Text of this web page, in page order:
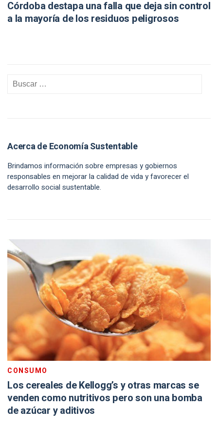
Córdoba destapa una falla que deja sin control
a la mayoría de los residuos peligrosos
Acerca de Economía Sustentable
Brindamos información sobre empresas y gobiernos
responsables en mejorar la calidad de vida y favorecer el
desarrollo social sustentable.
CONSUMO
Los cereales de Kellogg’s y otras marcas se
venden como nutritivos pero son una bomba
de azúcar y aditivos